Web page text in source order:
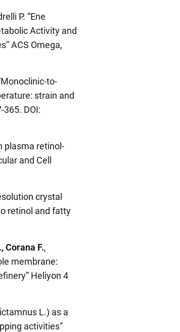
P. “Ene
Activity and
ACS Omega,
to-
strain and
DOI:
plasma retinol-
and Cell
crystal
retinol and fatty
Corana F.,
membrane:
Heliyon 4
L.) as a
activities”